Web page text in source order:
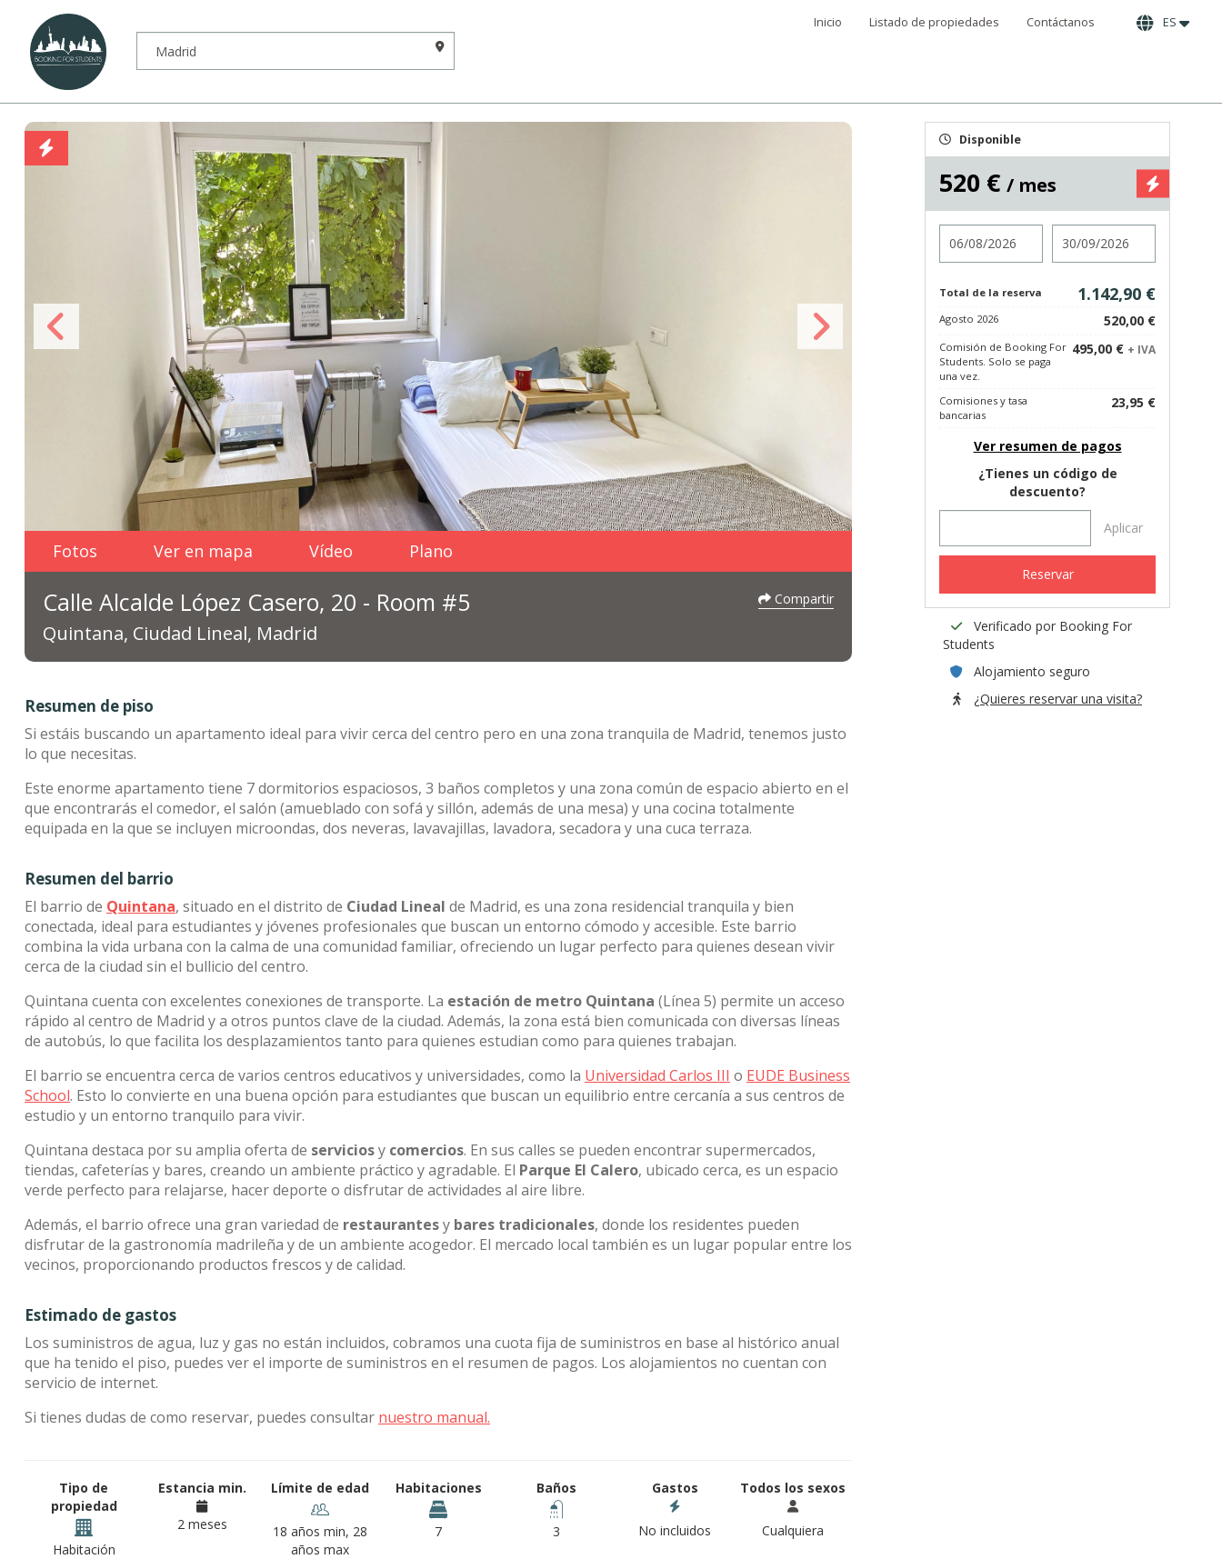
Inicio Listado de propiedades Contáctanos ES
Fotos Ver en mapa Vídeo Plano
Calle Alcalde López Casero, 20 - Room #5
Quintana, Ciudad Lineal, Madrid
Compartir
Resumen de piso
Si estáis buscando un apartamento ideal para vivir cerca del centro pero en una zona tranquila de Madrid, tenemos justo
lo que necesitas.
Este enorme apartamento tiene 7 dormitorios espaciosos, 3 baños completos y una zona común de espacio abierto en el
que encontrarás el comedor, el salón (amueblado con sofá y sillón, además de una mesa) y una cocina totalmente
equipada en la que se incluyen microondas, dos neveras, lavavajillas, lavadora, secadora y una cuca terraza.
Resumen del barrio
El barrio de Quintana, situado en el distrito de Ciudad Lineal de Madrid, es una zona residencial tranquila y bien
conectada, ideal para estudiantes y jóvenes profesionales que buscan un entorno cómodo y accesible. Este barrio
combina la vida urbana con la calma de una comunidad familiar, ofreciendo un lugar perfecto para quienes desean vivir
cerca de la ciudad sin el bullicio del centro.
Quintana cuenta con excelentes conexiones de transporte. La estación de metro Quintana (Línea 5) permite un acceso
rápido al centro de Madrid y a otros puntos clave de la ciudad. Además, la zona está bien comunicada con diversas líneas
de autobús, lo que facilita los desplazamientos tanto para quienes estudian como para quienes trabajan.
El barrio se encuentra cerca de varios centros educativos y universidades, como la Universidad Carlos III o EUDE Business
School. Esto lo convierte en una buena opción para estudiantes que buscan un equilibrio entre cercanía a sus centros de
estudio y un entorno tranquilo para vivir.
Quintana destaca por su amplia oferta de serviciosy comercios. En sus calles se pueden encontrar supermercados,
tiendas, cafeterías y bares, creando un ambiente práctico y agradable. El Parque El Calero, ubicado cerca, es un espacio
verde perfecto para relajarse, hacer deporte o disfrutar de actividades al aire libre.
Además, el barrio ofrece una gran variedad de restaurantesy bares tradicionales, donde los residentes pueden
disfrutar de la gastronomía madrileña y de un ambiente acogedor. El mercado local también es un lugar popular entre los
vecinos, proporcionando productos frescos y de calidad.
Estimado de gastos
Los suministros de agua, luz y gas no están incluidos, cobramos una cuota fija de suministros en base al histórico anual
que ha tenido el piso, puedes ver el importe de suministros en el resumen de pagos. Los alojamientos no cuentan con
servicio de internet.
Si tienes dudas de como reservar, puedes consultar nuestro manual.
Tipo de
propiedad
Habitación
Estancia min.
2 meses
Límite de edad
18 años min, 28
años max
Habitaciones
7
Baños
3
Gastos
No incluidos
Todos los sexos
Cualquiera
Disponible
520 € / mes
Total de la reserva 1.142,90 €
Agosto 2026 520,00 €
Comisión de Booking For
Students. Solo se paga
una vez.
495,00 € + IVA
Comisiones y tasa
bancarias
23,95 €
Ver resumen de pagos
¿Tienes un código de
descuento?
Aplicar
Reservar
Verificado por Booking For
Students
Alojamiento seguro
¿Quieres reservar una visita?